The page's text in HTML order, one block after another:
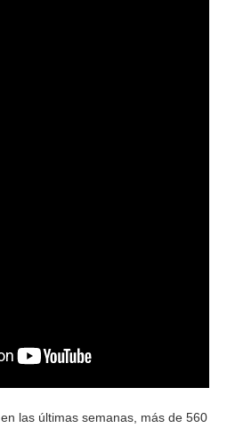
las últimas semanas, más de 560